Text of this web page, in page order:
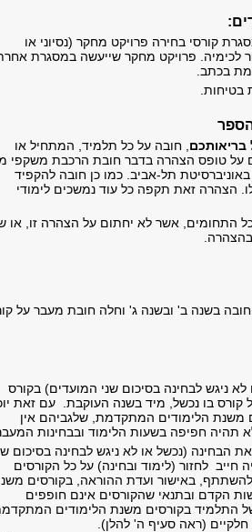
קורסי בחירה פרויקט מחקר (נסיוני או
בית הספר לכימיה. פרויקט מחקר שייעשה במסגרת
בכתב.
בטיחות.
בריאותכם , חובה על כל תלמיד, המתחיל או
טופס הצהרה בדבר חובת הרכבת משקפי
תל-אביב. כמו כן חובה להקפיד
הצהרה זאת תקפה כל עוד נמשכים לימודי
התחומים, אשר לא יחתום על הצהרה זו, או
בשנה ב' ובשנה ג' וחלה חובת מעבר על
ניגש לבחינה בסיכום שני המועדים) בקורס
קורס בו נכשל, מיד בשנה העוקבת. עם זאת
משנת הלימודים המתקדמת, שלגביהם אין
תהיה חפיפה בשעות הלימוד ובבחינות
הבחינה (נכשל או לא ניגש לבחינה בסיכום
חייב לחזור (לימוד ובחינה) על כל הקורסים
מ-70. עם זאת יוכל להשתתף, באישור ועדת ההוראה, בקורסים
הקדם ובתנאי שהקורסים אינם חופפים
התלמיד בקורסים משנת הלימודים
(ראה סעיף ה' להלן).